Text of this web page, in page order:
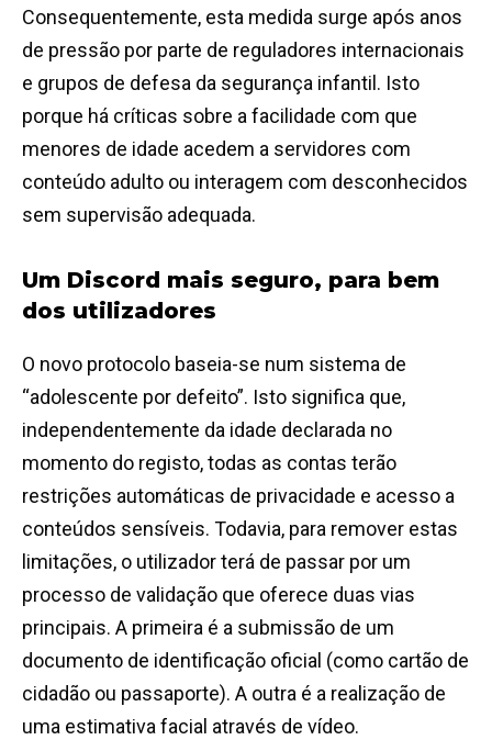
Consequentemente, esta medida surge após anos
de pressão por parte de reguladores internacionais
e grupos de defesa da segurança infantil. Isto
porque há críticas sobre a facilidade com que
menores de idade acedem a servidores com
conteúdo adulto ou interagem com desconhecidos
sem supervisão adequada.
Um Discord mais seguro, para bem
dos utilizadores
O novo protocolo baseia-se num sistema de
“adolescente por defeito”. Isto significa que,
independentemente da idade declarada no
momento do registo, todas as contas terão
restrições automáticas de privacidade e acesso a
conteúdos sensíveis. Todavia, para remover estas
limitações, o utilizador terá de passar por um
processo de validação que oferece duas vias
principais. A primeira é a submissão de um
documento de identificação oficial (como cartão de
cidadão ou passaporte). A outra é a realização de
uma estimativa facial através de vídeo.